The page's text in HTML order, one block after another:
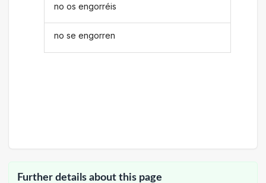
no os engorréis
no se engorren
Further details about this page